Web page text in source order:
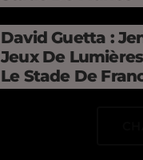
David Guetta :
Jeux De
Le Stade De